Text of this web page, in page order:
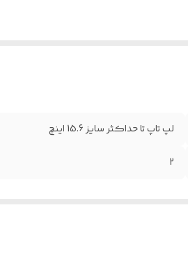
لپ تاپ تا حداکثر سایز 15.6 اینچ
2